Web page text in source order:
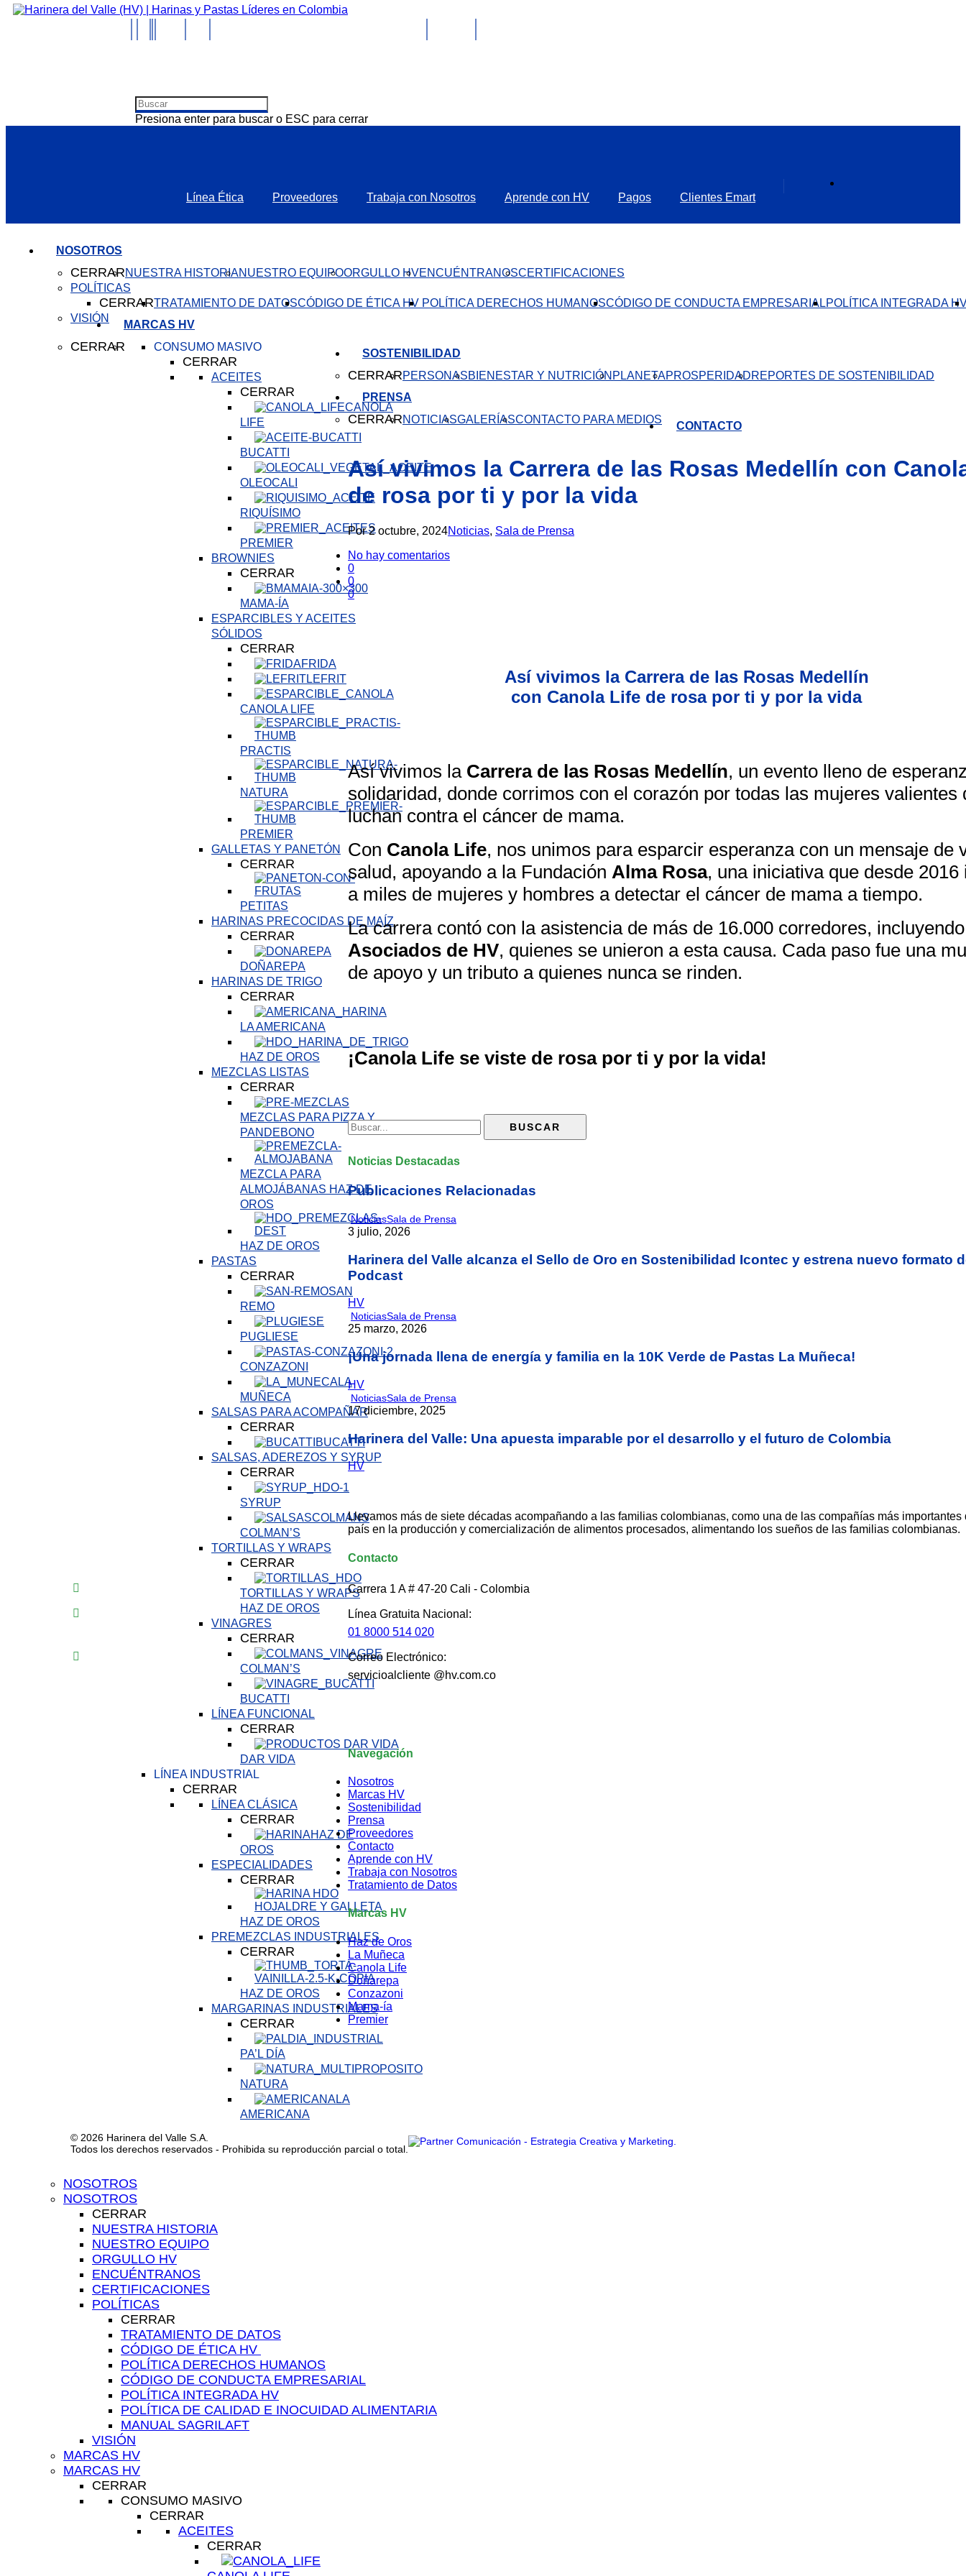
Presiona enter para buscar o ESC para cerrar
Línea Ética Proveedores Trabaja con Nosotros Aprende con HV Pagos Clientes Emart
NOSOTROS
CERRARNUESTRA HISTORIANUESTRO EQUIPOORGULLO HVENCUÉNTRANOSCERTIFICACIONES
POLÍTICAS
CERRARTRATAMIENTO DE DATOSCÓDIGO DE ÉTICA HV ​ POLÍTICA DERECHOS HUMANOSCÓDIGO DE CONDUCTA EMPRESARIAL​POLÍTICA INTEGRADA
VISIÓN
MARCAS HV
CERRAR CONSUMO MASIVO
CERRAR
ACEITES
CERRAR
CANOLA
LIFE
BUCATTI
OLEOCALI
RIQUÍSIMO
PREMIER
BROWNIES
CERRAR
MAMA-ÍA
ESPARCIBLES Y ACEITES
SÓLIDOS
CERRAR
FRIDA
LEFRIT
CANOLA LIFE
PRACTIS
NATURA
PREMIER
GALLETAS Y PANETÓN
CERRAR
PETITAS
HARINAS PRECOCIDAS DE MAÍZ
CERRAR
DOÑAREPA
HARINAS DE TRIGO
CERRAR
LA AMERICANA
HAZ DE OROS
MEZCLAS LISTAS
CERRAR
MEZCLAS PARA PIZZA Y
PANDEBONO
MEZCLA PARA
ALMOJÁBANAS HAZ DE
OROS
HAZ DE OROS
PASTAS
CERRAR
SAN
REMO
PUGLIESE
CONZAZONI
LA
MUÑECA
SALSAS PARA ACOMPAÑAR
CERRAR
BUCATTI
SALSAS, ADEREZOS Y SYRUP
CERRAR
SYRUP
COLMAN’S
TORTILLAS Y WRAPS
CERRAR
TORTILLAS Y WRAPS
HAZ DE OROS
VINAGRES
CERRAR
COLMAN’S
BUCATTI
LÍNEA FUNCIONAL
CERRAR
DAR VIDA
LÍNEA INDUSTRIAL
CERRAR
LÍNEA CLÁSICA
CERRAR
HAZ DE
OROS
ESPECIALIDADES
CERRAR
HAZ DE OROS
PREMEZCLAS INDUSTRIALES
CERRAR
HAZ DE OROS
MARGARINAS INDUSTRIALES
CERRAR
PA’L DÍA
NATURA
LA
AMERICANA
SOSTENIBILIDAD
CERRARPERSONASBIENESTAR Y NUTRICIÓN PLANETAPROSPERIDADREPORTES DE SOSTENIBILIDAD
PRENSA
CERRARNOTICIASGALERÍASCONTACTO PARA MEDIOS
CONTACTO
Así vivimos la Carrera de las Rosas Medellín con
de rosa por ti y por la vida
Por2 octubre, 2024Noticias, Sala de Prensa
No hay comentarios
0
0
0
Así vivimos la Carrera de las Rosas Medellín
con Canola Life de rosa por ti y por la vida
Así vivimos la Carrera de las Rosas Medellín, un evento lleno de
solidaridad, donde corrimos con el corazón por todas las mujeres valientes
luchan contra el cáncer de mama.
Con Canola Life, nos unimos para esparcir esperanza con un mensaje de
salud, apoyando a la Fundación Alma Rosa, una iniciativa que desde 2016
a miles de mujeres y hombres a detectar el cáncer de mama a tiempo.
La carrera contó con la asistencia de más de 16.000 corredores,
Asociados de HV, quienes se unieron a esta causa. Cada paso fue una
de apoyo y un tributo a quienes nunca se rinden.
¡Canola Life se viste de rosa por ti y por la vida!
Noticias Destacadas
Publicaciones Relacionadas
NoticiasSala de Prensa
3 julio, 2026
Harinera del Valle alcanza el Sello de Oro en Sostenibilidad Icontec y estrena nuevo formato
Podcast
HV
NoticiasSala de Prensa
25 marzo, 2026
¡Una jornada llena de energía y familia en la 10K Verde de Pastas La Muñeca!
HV
NoticiasSala de Prensa
17 diciembre, 2025
Harinera del Valle: Una apuesta imparable por el desarrollo y el futuro de Colombia
HV
Llevamos más de siete décadas acompañando a las familias colombianas, como una de las compañías más importantes
país en la producción y comercialización de alimentos procesados, alimentando los sueños de las familias colombianas.
Contacto
Carrera 1 A # 47-20 Cali - Colombia
Línea Gratuita Nacional:
01 8000 514 020
Correo Electrónico:
servicioalcliente @hv.com.co
Navegación
Nosotros
Marcas HV
Sostenibilidad
Prensa
Proveedores
Contacto
Aprende con HV
Trabaja con Nosotros
Tratamiento de Datos
Marcas HV
Haz de Oros
La Muñeca
Canola Life
Doñarepa
Conzazoni
Mama-ía
Premier
© 2026 Harinera del Valle S.A.
Todos los derechos reservados - Prohibida su reproducción parcial o total.
NOSOTROS
NOSOTROS
CERRAR
NUESTRA HISTORIA
NUESTRO EQUIPO
ORGULLO HV
ENCUÉNTRANOS
CERTIFICACIONES
POLÍTICAS
CERRAR
TRATAMIENTO DE DATOS
CÓDIGO DE ÉTICA HV ​
POLÍTICA DERECHOS HUMANOS
CÓDIGO DE CONDUCTA EMPRESARIAL​
POLÍTICA INTEGRADA HV
POLÍTICA DE CALIDAD E INOCUIDAD ALIMENTARIA
MANUAL SAGRILAFT
VISIÓN
MARCAS HV
MARCAS HV
CERRAR
CONSUMO MASIVO
CERRAR
ACEITES
CERRAR